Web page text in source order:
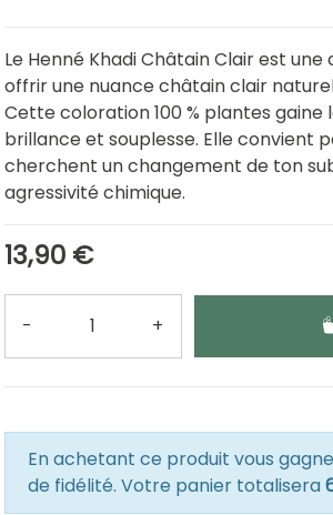
Le Henné Khadi Châtain Clair est
offrir une nuance châtain clair
Cette coloration 100 % plantes
brillance et souplesse. Elle convient
cherchent un changement de ton
agressivité chimique.
13,90 €
Quantité
- +
En achetant ce produit vous
de fidélité. Votre panier totalisera